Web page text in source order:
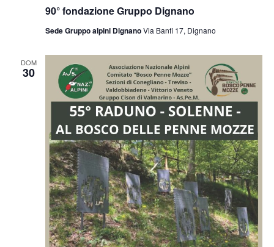
90° fondazione Gruppo Dignano
Sede Gruppo alpini DignanoVia Banfi 17, Dignano
DOM
30